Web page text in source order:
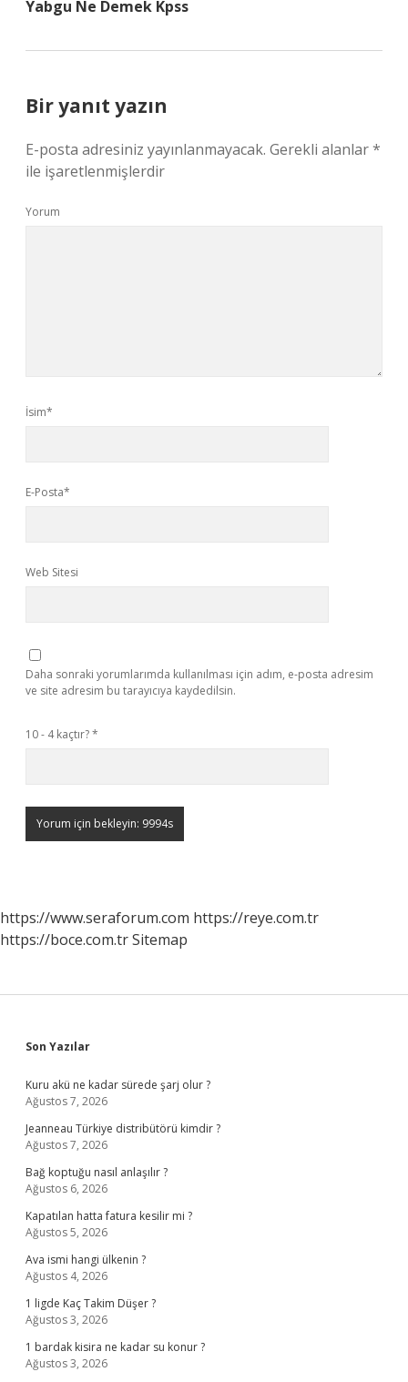
Yabgu Ne Demek Kpss
Bir yanıt yazın
E-posta adresiniz yayınlanmayacak. Gerekli alanlar*
ile işaretlenmişlerdir
Yorum
İsim*
E-Posta*
Web Sitesi
Daha sonraki yorumlarımda kullanılması için adım, e-posta adresim
ve site adresim bu tarayıcıya kaydedilsin.
10 - 4 kaçtır?*
https://www.seraforum.com https://reye.com.tr
https://boce.com.trSitemap
Sidebar
Son Yazılar
Kuru akü ne kadar sürede şarj olur ?
Ağustos 7, 2026
Jeanneau Türkiye distribütörü kimdir ?
Ağustos 7, 2026
Bağ koptuğu nasıl anlaşılır ?
Ağustos 6, 2026
Kapatılan hatta fatura kesilir mi ?
Ağustos 5, 2026
Ava ismi hangi ülkenin ?
Ağustos 4, 2026
1 ligde Kaç Takim Düşer ?
Ağustos 3, 2026
1 bardak kisira ne kadar su konur ?
Ağustos 3, 2026